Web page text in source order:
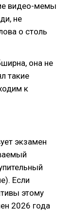
видео-мемы
не
о столь
она не
такие
к
экзамен
Если
этому
2026 года